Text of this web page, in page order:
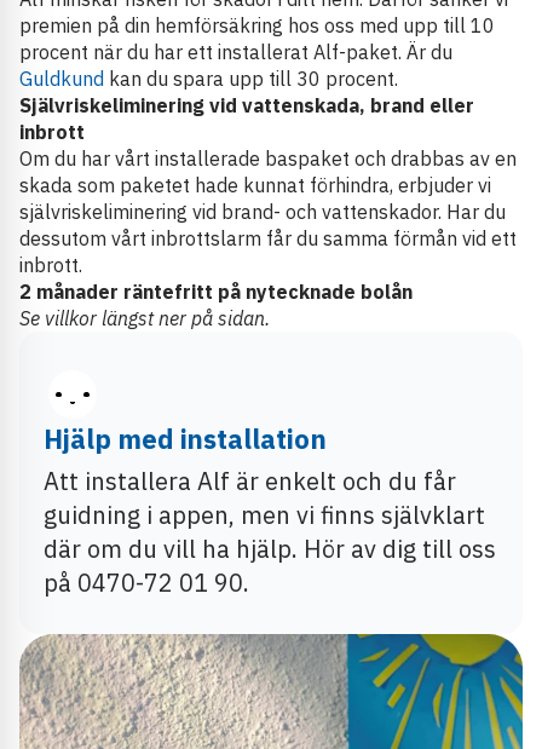
premien på din hemförsäkring hos oss med upp till 10
procent när du har ett installerat Alf-paket. Är du
Guldkund kan du spara upp till 30 procent.
Självriskeliminering vid vattenskada, brand eller
inbrott
Om du har vårt installerade baspaket och drabbas av en
skada som paketet hade kunnat förhindra, erbjuder vi
självriskeliminering vid brand- och vattenskador. Har du
dessutom vårt inbrottslarm får du samma förmån vid ett
inbrott.
2 månader räntefritt på nytecknade bolån
Se villkor längst ner på sidan.
Hjälp med installation
Att installera Alf är enkelt och du får
guidning i appen, men vi finns självklart
där om du vill ha hjälp. Hör av dig till oss
på 0470-72 01 90.